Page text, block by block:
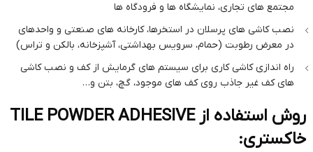
مجتمع های تجاری، نمایشگاه‌ ها و فرودگاه‌ ها
نصب کاشی های پرسلان در استخرها، کارخانه های صنعتی و واحدهای
در معرض رطوبت (حمام، سرویس بهداشتی، آشپزخانه، بالکن و تراس)
راه اندازی کاشی کاری برای سیستم های گرمایش از کف و نصب کاشی
های کف غیر جاذب روی کف های موجود، گچ، بتن و…
روش استفاده از TILE POWDER ADHESIVE
خاکستری: